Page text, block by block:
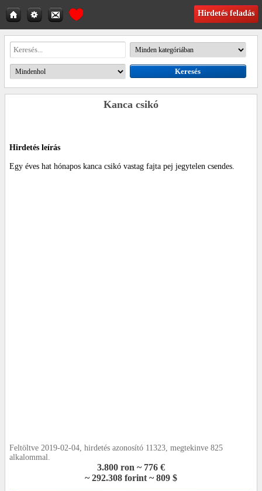
Hirdetés feladás
Kanca csikó
Hirdetés leírás
Egy éves hat hónapos kanca csikó vastag fajta pej jegytelen csendes.
Feltöltve 2019-02-04, hirdetés azonosító 11323, megtekinve 825
alkalommal.
3.800 ron ~ 776 €
~ 292.308 forint ~ 809 $